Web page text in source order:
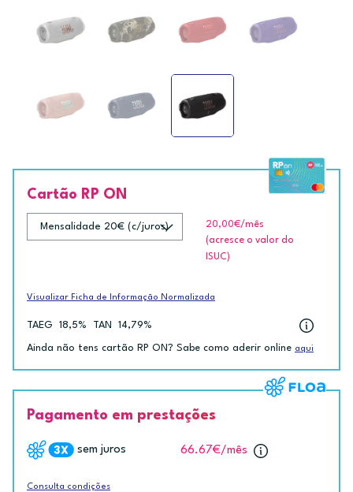
Cartão RP ON
20,00€/mês
(acresce o valor do
ISUC)
Visualizar Ficha de Informação Normalizada
TAEG 18,5% TAN 14,79%
Ainda não tens cartão RP ON? Sabe como aderir online aqui
Pagamento em prestações
sem juros 66.67€/mês
Consulta condições